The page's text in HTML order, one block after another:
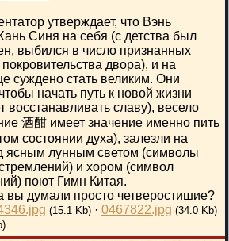
утверждает, что Вэнь
Синя на себя (с детства был
выбился в число признанных
двора), и на
суждено стать великим. Они
начать путь к новой жизни
восстанавливать славу), весело
酒酣 имеет значение именно пить
состоянии духа), залезли на
ясным лунным светом (символы
и хором (символ
поют Гимн Китая.
вы думали просто четверостишие?
(15.1 Kb) · 0467822.jpg (34.0 Kb)